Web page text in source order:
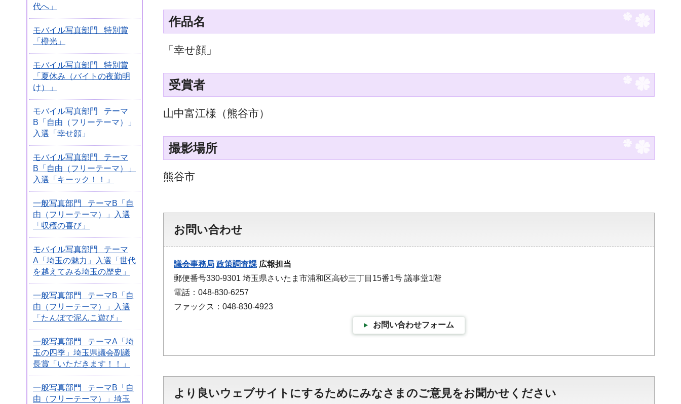
代へ」
モバイル写真部門 特別賞
「橙光」
モバイル写真部門 特別賞
「夏休み（バイトの夜勤明
け）」
モバイル写真部門 テーマ
B「自由（フリーテーマ）」
入選「幸せ顔」
モバイル写真部門 テーマ
B「自由（フリーテーマ）」
入選「キーック！！」
一般写真部門 テーマB「自
由（フリーテーマ）」入選
「収穫の喜び」
モバイル写真部門 テーマ
A「埼玉の魅力」入選「世代
を越えてみる埼玉の歴史」
一般写真部門 テーマB「自
由（フリーテーマ）」入選
「たんぼで泥んこ遊び」
一般写真部門 テーマA「埼
玉の四季」埼玉県議会副議
長賞「いただきます！！」
一般写真部門 テーマB「自
由（フリーテーマ）」埼玉
作品名
「幸せ顔」
受賞者
山中富江様（熊谷市）
撮影場所
熊谷市
お問い合わせ
議会事務局 政策調査課 広報担当
郵便番号330-9301 埼玉県さいたま市浦和区高砂三丁目15番1号 議事堂1階
電話：048-830-6257
ファックス：048-830-4923
お問い合わせフォーム
より良いウェブサイトにするためにみなさまのご意見をお聞かせください